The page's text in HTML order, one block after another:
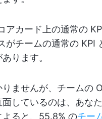
アカード上の通常の
がチームの通常の KPI
ります。
ませんが、チームの
しているのは、あな
ると、55.8% のチー